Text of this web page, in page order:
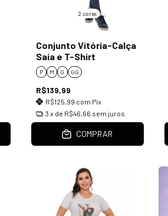
2 cores
Conjunto Vitória-Calça
Saia e T-Shirt
P M G GG
R$139,99
R$125,99 com Pix
3 x de R$46,66 sem juros
COMPRAR